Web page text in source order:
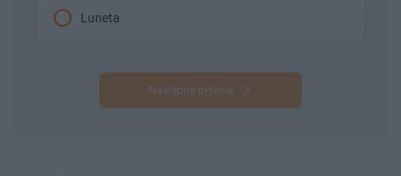
Luneta
Następne pytanie